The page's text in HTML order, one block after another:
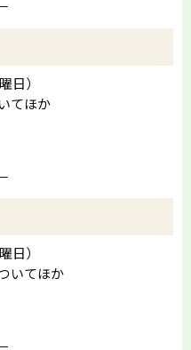
日）
てほか
日）
いてほか